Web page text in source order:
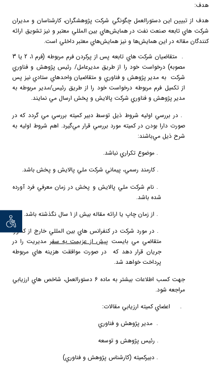
توان
هدف:
هدف از تبيين اين دستورالعمل چگونگي شركت پژوهشگران، كارشناسان و مديران
شركت هاي تابعه صنعت نفت در همايش‌هاي بين المللي معتبر و نيز تشويق ارائه
كنندگان مقاله در اين همايش‌ها و نيز همايش‌هاي معتبر داخلي است.
متقاضيان شركت هاي تابعه پس از پركردن فرم مربوطه (فرم 1، 2 يا 3
مصوبه) درخواست خود را از طريق مديرعامل/ رئيس پژوهش و فناوري
شركت به مدير پژوهش و فناوري و متقاضيان واحدهاي ستادي نيز پس
از تكميل فرم مربوطه درخواست خود را از طريق رئيس/مدير مربوطه به
مدير پژوهش و فناوري شركت پالايش و پخش ارسال مي نمايند.
در بررسي اوليه شروط ذيل توسط دبير كميته بررسي مي گردد كه در
صورت دارا بودن در كميته مورد بررسي قرار مي‌گيرد. اهم شروط اوليه به
شرح ذيل مي‌باشند:
موضوع تكراري نباشد.
كارمند رسمي، پيماني شركت ملي پالايش و پخش باشد.
نام شركت ملي پالايش و پخش در زمان معرفي فرد آورده
شده باشد.
از زمان چاپ يا ارائه مقاله بيش از 1 سال نگذشته باشد.
در مورد شركت در كنفرانس هاي بين المللي خارج از كشور،
متقاضي مي بايست پيش از عزيمت به سفر مديريت را در
جريان قرار دهد كه در صورت موافقت هزينه هاي مربوطه
پرداخت خواهد شد.
جهت كسب اطلاعات بيشتر به ماده 6 دستورالعمل، شاخص هاي ارزيابي
مراجعه شود.
اعضاي كميته ارزيابي مقالات:
مدير پژوهش و فناوري
رئيس پژوهش و توسعه
دبيركميته (كارشناس پژوهش و فناوري)